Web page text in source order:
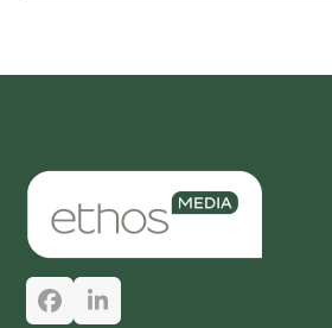
Facebook
LinkedIn